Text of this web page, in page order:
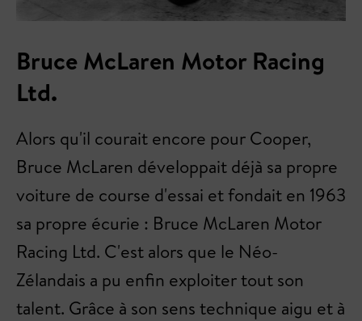
Bruce McLaren Motor Racing
Ltd.
Alors qu'il courait encore pour Cooper,
Bruce McLaren développait déjà sa propre
voiture de course d'essai et fondait en 1963
sa propre écurie : Bruce McLaren Motor
Racing Ltd. C'est alors que le Néo-
Zélandais a pu enfin exploiter tout son
talent. Grâce à son sens technique aigu et à